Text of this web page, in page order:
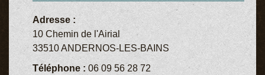
Adresse :
10 Chemin de l'Airial
33510 ANDERNOS-LES-BAINS
Téléphone : 06 09 56 28 72